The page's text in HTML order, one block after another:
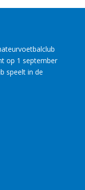
op 1 september
speelt in de